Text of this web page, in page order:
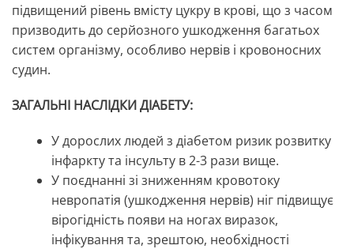
підвищений рівень вмісту цукру в крові, що з часом
призводить до серйозного ушкодження багатьох
систем організму, особливо нервів і кровоносних
судин.
ЗАГАЛЬНІ НАСЛІДКИ ДІАБЕТУ:
У дорослих людей з діабетом ризик розвитку
інфаркту та інсульту в 2-3 рази вище.
У поєднанні зі зниженням кровотоку
невропатія (ушкодження нервів) ніг підвищує
вірогідність появи на ногах виразок,
інфікування та, зрештою, необхідності